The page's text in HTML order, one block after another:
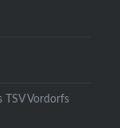
TSV Vordorfs